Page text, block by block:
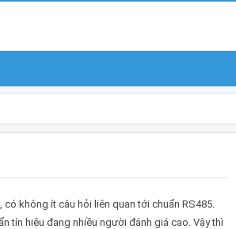
không ít câu hỏi liên quan tới chuẩn RS485.
tín hiệu đang nhiều người đánh giá cao. Vậy thì